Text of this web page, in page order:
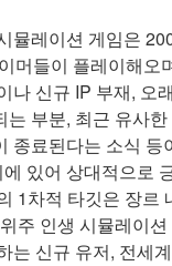
뮬레이션 게임은
머들이 플레이해오
나 신규 IP 부재, 오
는 부분, 최근 유사
종료된다는 소식 등
있어 상대적으로
1차적 타깃은 장르
주 인생 시뮬레이
는 신규 유저, 전세